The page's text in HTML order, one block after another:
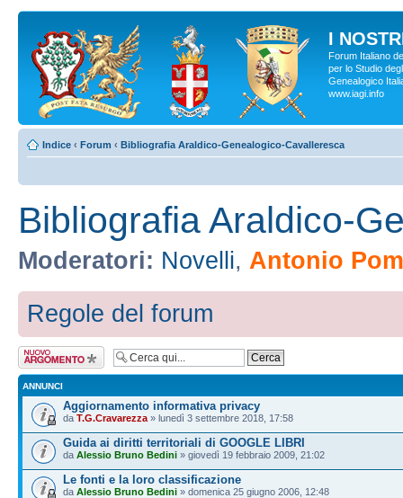
I
Forum Italiano
per lo Studio
Genealogico
www.iagi.info
Indice ‹ Forum ‹ Bibliografia Araldico-Genealogico-Cavalleresca
Bibliografia Araldico-
Moderatori: Novelli, Antonio
Regole del forum
Scrivi un nuovo
argomento
ANNUNCI
Aggiornamento informativa privacy
da T.G.Cravarezza » lunedì 3 settembre 2018, 17:58
Guida ai diritti territoriali di GOOGLE LIBRI
da Alessio Bruno Bedini » giovedì 19 febbraio 2009, 21:02
Le fonti e la loro classificazione
da Alessio Bruno Bedini » domenica 25 giugno 2006, 12:48